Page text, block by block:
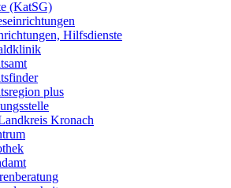
(KatSG)
Hilfsdienste
plus
Kronach